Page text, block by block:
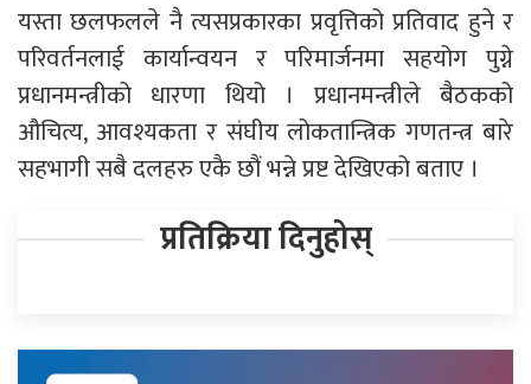
यस्ता छलफलले नै त्यसप्रकारका प्रवृत्तिको प्रतिवाद हुने र
परिवर्तनलाई कार्यान्वयन र परिमार्जनमा सहयोग पुग्ने
प्रधानमन्त्रीको धारणा थियो । प्रधानमन्त्रीले बैठकको
औचित्य, आवश्यकता र संघीय लोकतान्त्रिक गणतन्त्र बारे
सहभागी सबै दलहरु एकै छौं भन्ने प्रष्ट देखिएको बताए ।
प्रतिक्रिया दिनुहोस्